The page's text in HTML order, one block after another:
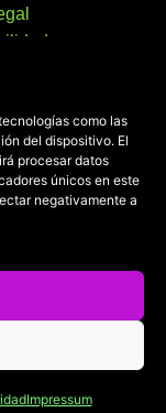
como las
del dispositivo. El
procesar datos
únicos en este
negativamente a
Impressum
de privacidad